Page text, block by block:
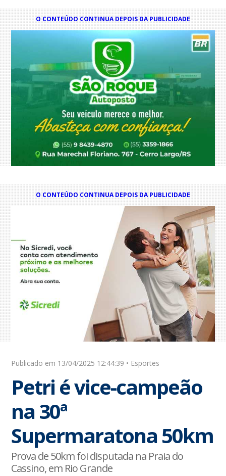
O CONTEÚDO CONTINUA DEPOIS DA PUBLICIDADE
O CONTEÚDO CONTINUA DEPOIS DA PUBLICIDADE
Publicado em 13/04/2025 12:44:39 • Esportes
Petri é vice-campeão
na 30ª
Supermaratona 50km
Prova de 50km foi disputada na Praia do
Cassino, em Rio Grande